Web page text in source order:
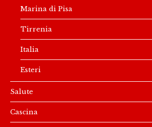
Marina di Pisa
Tirrenia
Italia
Esteri
Salute
Cascina